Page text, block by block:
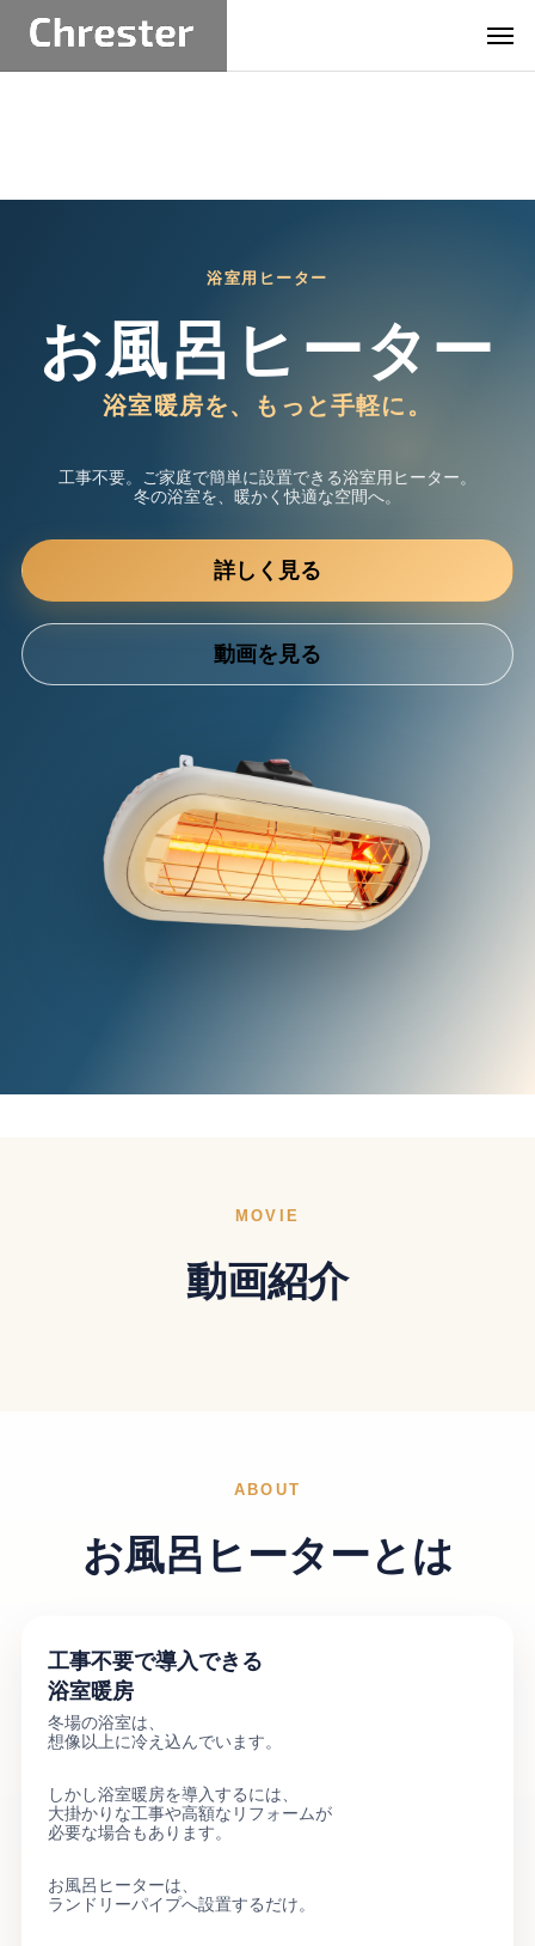
浴室用ヒーター
お風呂ヒーター
浴室暖房を、もっと手軽に。
工事不要。ご家庭で簡単に設置できる浴室用ヒーター。
冬の浴室を、暖かく快適な空間へ。
詳しく見る
動画を見る
MOVIE
動画紹介
ABOUT
お風呂ヒーターとは
工事不要で導入できる
浴室暖房
冬場の浴室は、
想像以上に冷え込んでいます。
しかし浴室暖房を導入するには、
大掛かりな工事や高額なリフォームが
必要な場合もあります。
お風呂ヒーターは、
ランドリーパイプへ設置するだけ。